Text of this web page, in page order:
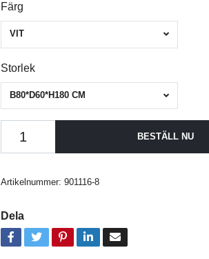
Färg
VIT
Storlek
B80*D60*H180 CM
BESTÄLL NU
Artikelnummer: 901116-8
Dela